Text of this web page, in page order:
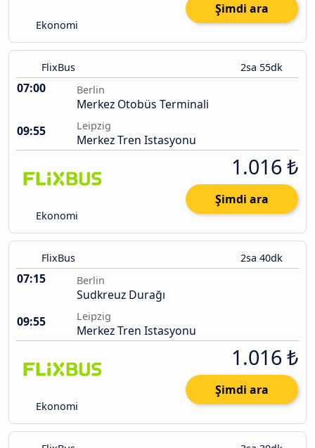
Ekonomi
Şimdi ara
FlixBus 2sa 55dk
07:00 Berlin
Merkez Otobüs Terminali
09:55
Leipzig
Merkez Tren Istasyonu
Ekonomi
1.016 ₺
Şimdi ara
FlixBus 2sa 40dk
07:15 Berlin
Sudkreuz Durağı
09:55
Leipzig
Merkez Tren Istasyonu
Ekonomi
1.016 ₺
Şimdi ara